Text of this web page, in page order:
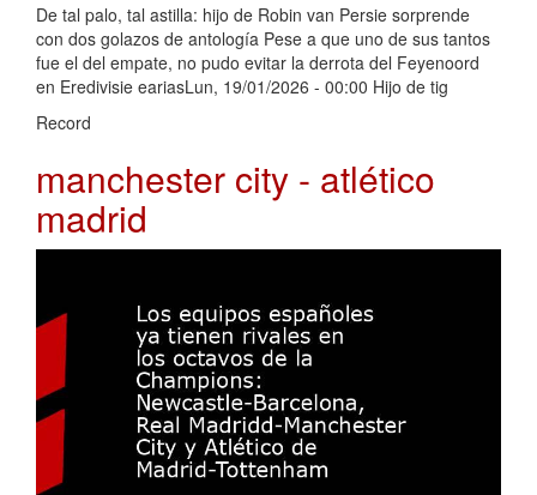
De tal palo, tal astilla: hijo de Robin van Persie sorprende
con dos golazos de antología Pese a que uno de sus tantos
fue el del empate, no pudo evitar la derrota del Feyenoord
en Eredivisie eariasLun, 19/01/2026 - 00:00 Hijo de tig
Record
manchester city - atlético
madrid